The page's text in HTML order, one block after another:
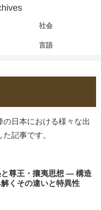
社会
言語
日本における様々な出
記事です。
尊王・攘夷思想 ― 構造
くその違いと特異性